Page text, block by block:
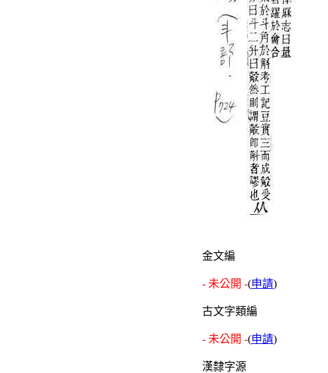
金文編
- 未公開 -(申請)
古文字類編
- 未公開 -(申請)
漢隸字源